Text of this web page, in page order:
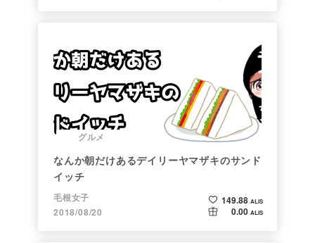
グルメ
なんか朝だけあるデイリーヤマザキのサンド
イッチ
毛根女子
2018/08/20
149.88 ALIS
0.00 ALIS